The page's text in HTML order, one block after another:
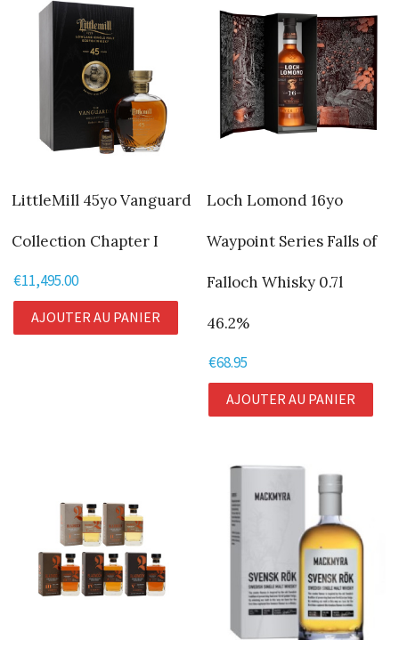
LittleMill 45yo Vanguard
Collection Chapter I
€11,495.00
AJOUTER AU PANIER
Loch Lomond 16yo
Waypoint Series Falls of
Falloch Whisky 0.7l
46.2%
€68.95
AJOUTER AU PANIER